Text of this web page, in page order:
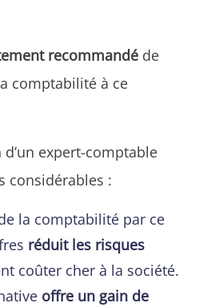
recommandé de
comptabilité à ce
expert-comptable
considérables :
la comptabilité par ce
réduit les risques
coûter cher à la société.
offre un gain de